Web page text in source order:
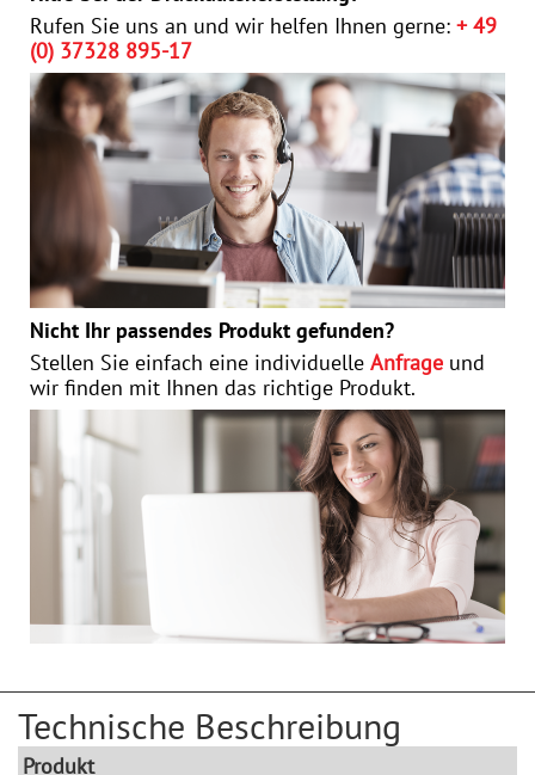
Rufen Sie uns an und wir helfen Ihnen gerne: + 49
(0) 37328 895-17
Nicht Ihr passendes Produkt gefunden?
Stellen Sie einfach eine individuelle Anfrage und
wir finden mit Ihnen das richtige Produkt.
Technische Beschreibung
Produkt